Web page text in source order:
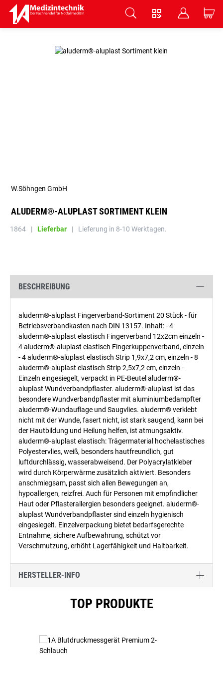
V B C
ALUDERM®-ALUPLAST SORTIMENT KLEIN
W.Söhngen GmbH
1864 | Lieferbar | Lieferung in 8-10 Werktagen.
BESCHREIBUNG
aluderm®-aluplast Fingerverband-Sortiment 20 Stück - für
Betriebsverbandkasten nach DIN 13157. Inhalt: - 4
aluderm®-aluplast elastisch Fingerverband 12x2cm einzeln -
4 aluderm®-aluplast elastisch Fingerkuppenverband, einzeln
- 4 aluderm®-aluplast elastisch Strip 1,9x7,2 cm, einzeln - 8
aluderm®-aluplast elastisch Strip 2,5x7,2 cm, einzeln -
Einzeln eingesiegelt, verpackt in PE-Beutel aluderm®-
aluplast Wundverbandpflaster. aluderm®-aluplast ist das
besondere Wundverbandpflaster mit aluminiumbedampfter
aluderm®-Wundauflage und Saugvlies. aluderm® verklebt
nicht mit der Wunde, fasert nicht, ist stark saugend, kann bei
der Hautbildung und Heilung helfen, ist atmungsaktiv.
aluderm®-aluplast elastisch: Trägermaterial hochelastisches
Polyestervlies, weiß, besonders hautfreundlich, gut
luftdurchlässig, wasserabweisend. Der Polyacrylatkleber
wird durch Körperwärme zusätzlich aktiviert. Besonders
anschmiegsam, passt sich allen Bewegungen an,
hypoallergen, reizfrei. Auch für Personen mit empfindlicher
Haut oder Pflasterallergien besonders geeignet. aluderm®-
aluplast Wundverbandpflaster sind einzeln hygienisch
eingesiegelt. Einzelverpackung bietet bedarfsgerechte
Entnahme, sichere Aufbewahrung, schützt vor
Verschmutzung, erhöht Lagerfähigkeit und Haltbarkeit.
HERSTELLER-INFO
TOP PRODUKTE